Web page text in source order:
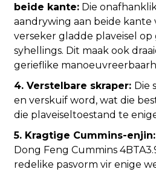
beide kante:Die
aandrywing aan beide kante
verseker gladde plaveisel op
syhellings. Dit maak ook
gerieflike
4. Verstelbare skraper: Die
en verskuif word, wat die
die plaveiseltoestand te
5. Kragtige Cummins-enjin:
Dong Feng Cummins
redelike pasvorm vir enige